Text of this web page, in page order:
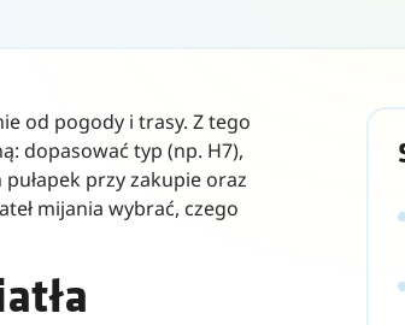
od pogody i trasy. Z tego
dopasować typ (np. H7),
przy zakupie oraz
mijania wybrać, czego